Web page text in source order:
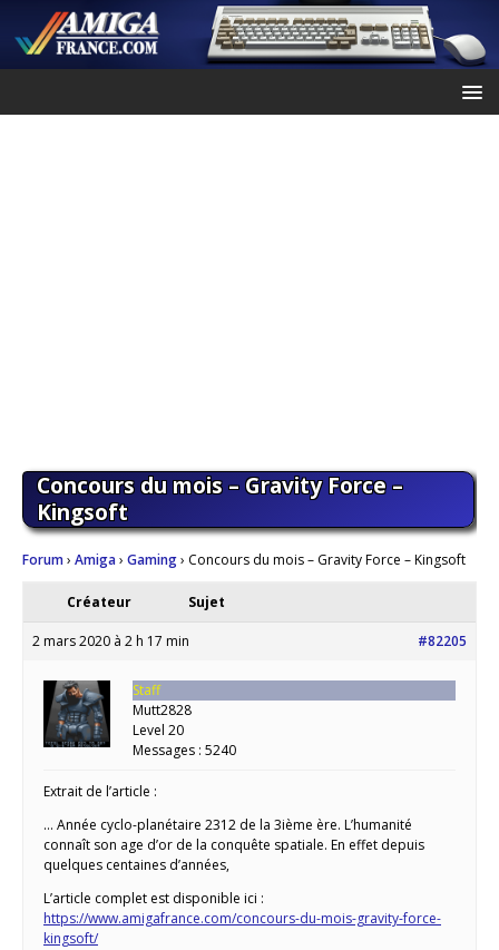
Concours du mois – Gravity Force –
Kingsoft
Forum› Amiga› Gaming› Concours du mois – Gravity Force – Kingsoft
Créateur Sujet
2 mars 2020 à 2 h 17 min #82205
Staff
Mutt2828
Level 20
Messages : 5240
Extrait de l’article :
… Année cyclo-planétaire 2312 de la 3ième ère. L’humanité
connaît son age d’or de la conquête spatiale. En effet depuis
quelques centaines d’années,
L’article complet est disponible ici :
https://www.amigafrance.com/concours-du-mois-gravity-force-
kingsoft/